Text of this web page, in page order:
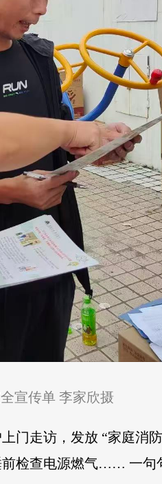
宣传单 李家欣摄
门走访，发放 “家庭消
检查电源燃气…… 一句